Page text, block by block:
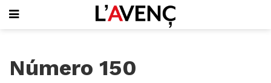
PORTADA
Número 150